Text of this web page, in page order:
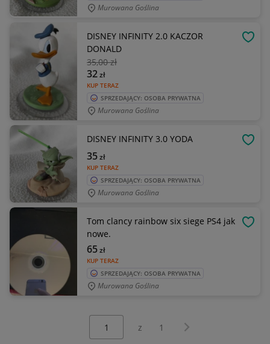
Murowana Goślina
DISNEY INFINITY 2.0 KACZOR
DONALD
35,00 zł
KUP TERAZ
32zł
SPRZEDAJĄCY: OSOBA PRYWATNA
Murowana Goślina
DISNEY INFINITY 3.0 YODA
KUP TERAZ
35zł
SPRZEDAJĄCY: OSOBA PRYWATNA
Murowana Goślina
Tom clancy rainbow six siege PS4 jak
nowe.
KUP TERAZ
65zł
SPRZEDAJĄCY: OSOBA PRYWATNA
Murowana Goślina
z 1 Następna strona